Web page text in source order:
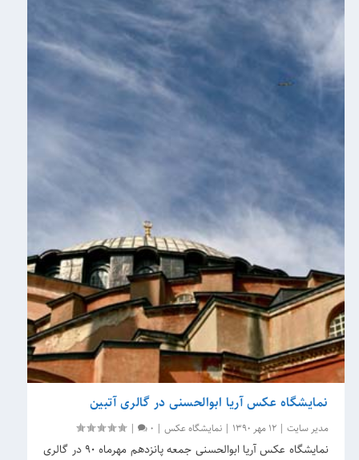
نمایشگاه عکس‌ آریا ابوالحسنی در گالری آتبین
مدیر سایت |12 مهر 1390 |نمایشگاه عکس |
0
|
نمایشگاه عکس آریا ابوالحسنی جمعه پانزدهم مهرماه ۹۰ در گالری